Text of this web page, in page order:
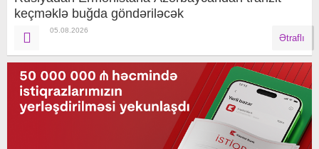
keçməklə buğda göndəriləcək
05.08.2026
Ətraflı